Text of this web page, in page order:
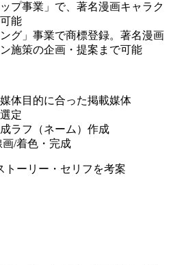
プ事業」で、 著名漫画キャラク
能
グ」事業で商標登録。 著名漫画
施策の企画・提案 まで可能
目的に合った掲載媒体
定
ラフ（ネーム）作成
画/着色・完成
ーリー・セリフを考案